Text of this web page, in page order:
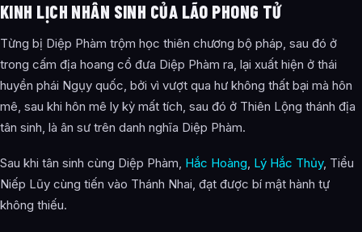
KINH LỊCH NHÂN SINH CỦA LÃO PHONG TỬ
Từng bị Diệp Phàm trộm học thiên chương bộ pháp, sau đó ở
trong cấm địa hoang cổ đưa Diệp Phàm ra, lại xuất hiện ở thái
huyền phái Ngụy quốc, bởi vì vượt qua hư không thất bại mà hôn
mê, sau khi hôn mê ly kỳ mất tích, sau đó ở Thiên Lộng thánh địa
tân sinh, là ân sư trên danh nghĩa Diệp Phàm.
Sau khi tân sinh cùng Diệp Phàm, Hắc Hoàng, Lý Hắc Thủy, Tiểu
Niếp Lũy cùng tiến vào Thánh Nhai, đạt được bí mật hành tự
không thiếu.